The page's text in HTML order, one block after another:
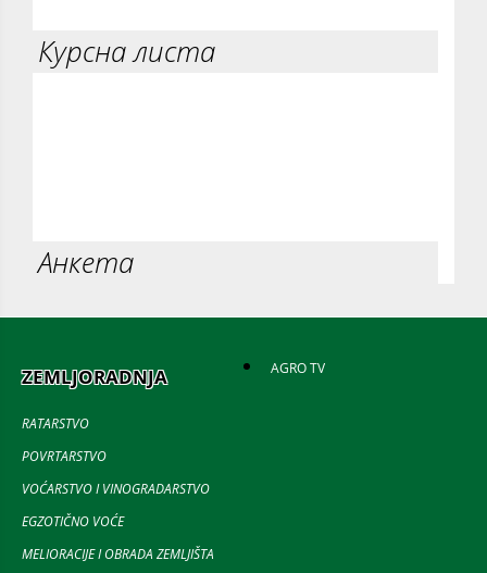
Курсна листа
Анкета
ZEMLJORADNJA
RATARSTVO
POVRTARSTVO
VOĆARSTVO I VINOGRADARSTVO
EGZOTIČNO VOĆE
MELIORACIJE I OBRADA ZEMLJIŠTA
AGRO TV